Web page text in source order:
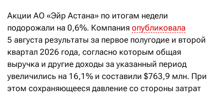
Акции АО «Эйр Астана» по итогам недели
подорожали на 0,6%. Компания опубликовала
5 августа результаты за первое полугодие и второй
квартал 2026 года, согласно которым общая
выручка и другие доходы за указанный период
увеличились на 16,1% и составили $763,9 млн. При
этом сохраняющееся давление со стороны затрат